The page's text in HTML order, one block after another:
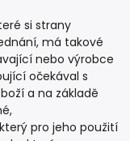
si strany
má takové
nebo výrobce
očekával s
a na základě
pro jeho použití